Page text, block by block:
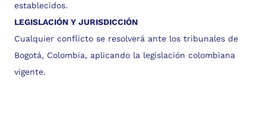
establecidos.
LEGISLACIÓN Y JURISDICCIÓN
Cualquier conflicto se resolverá ante los tribunales de
Bogotá, Colombia, aplicando la legislación colombiana
vigente.